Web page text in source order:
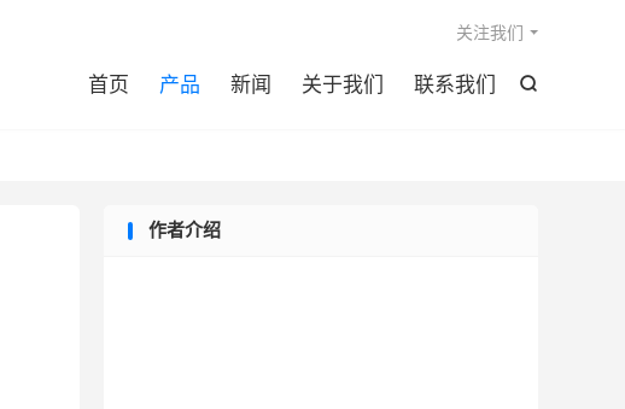

首页 产品 新闻 关于我们 联系我们
关注我们
作者介绍